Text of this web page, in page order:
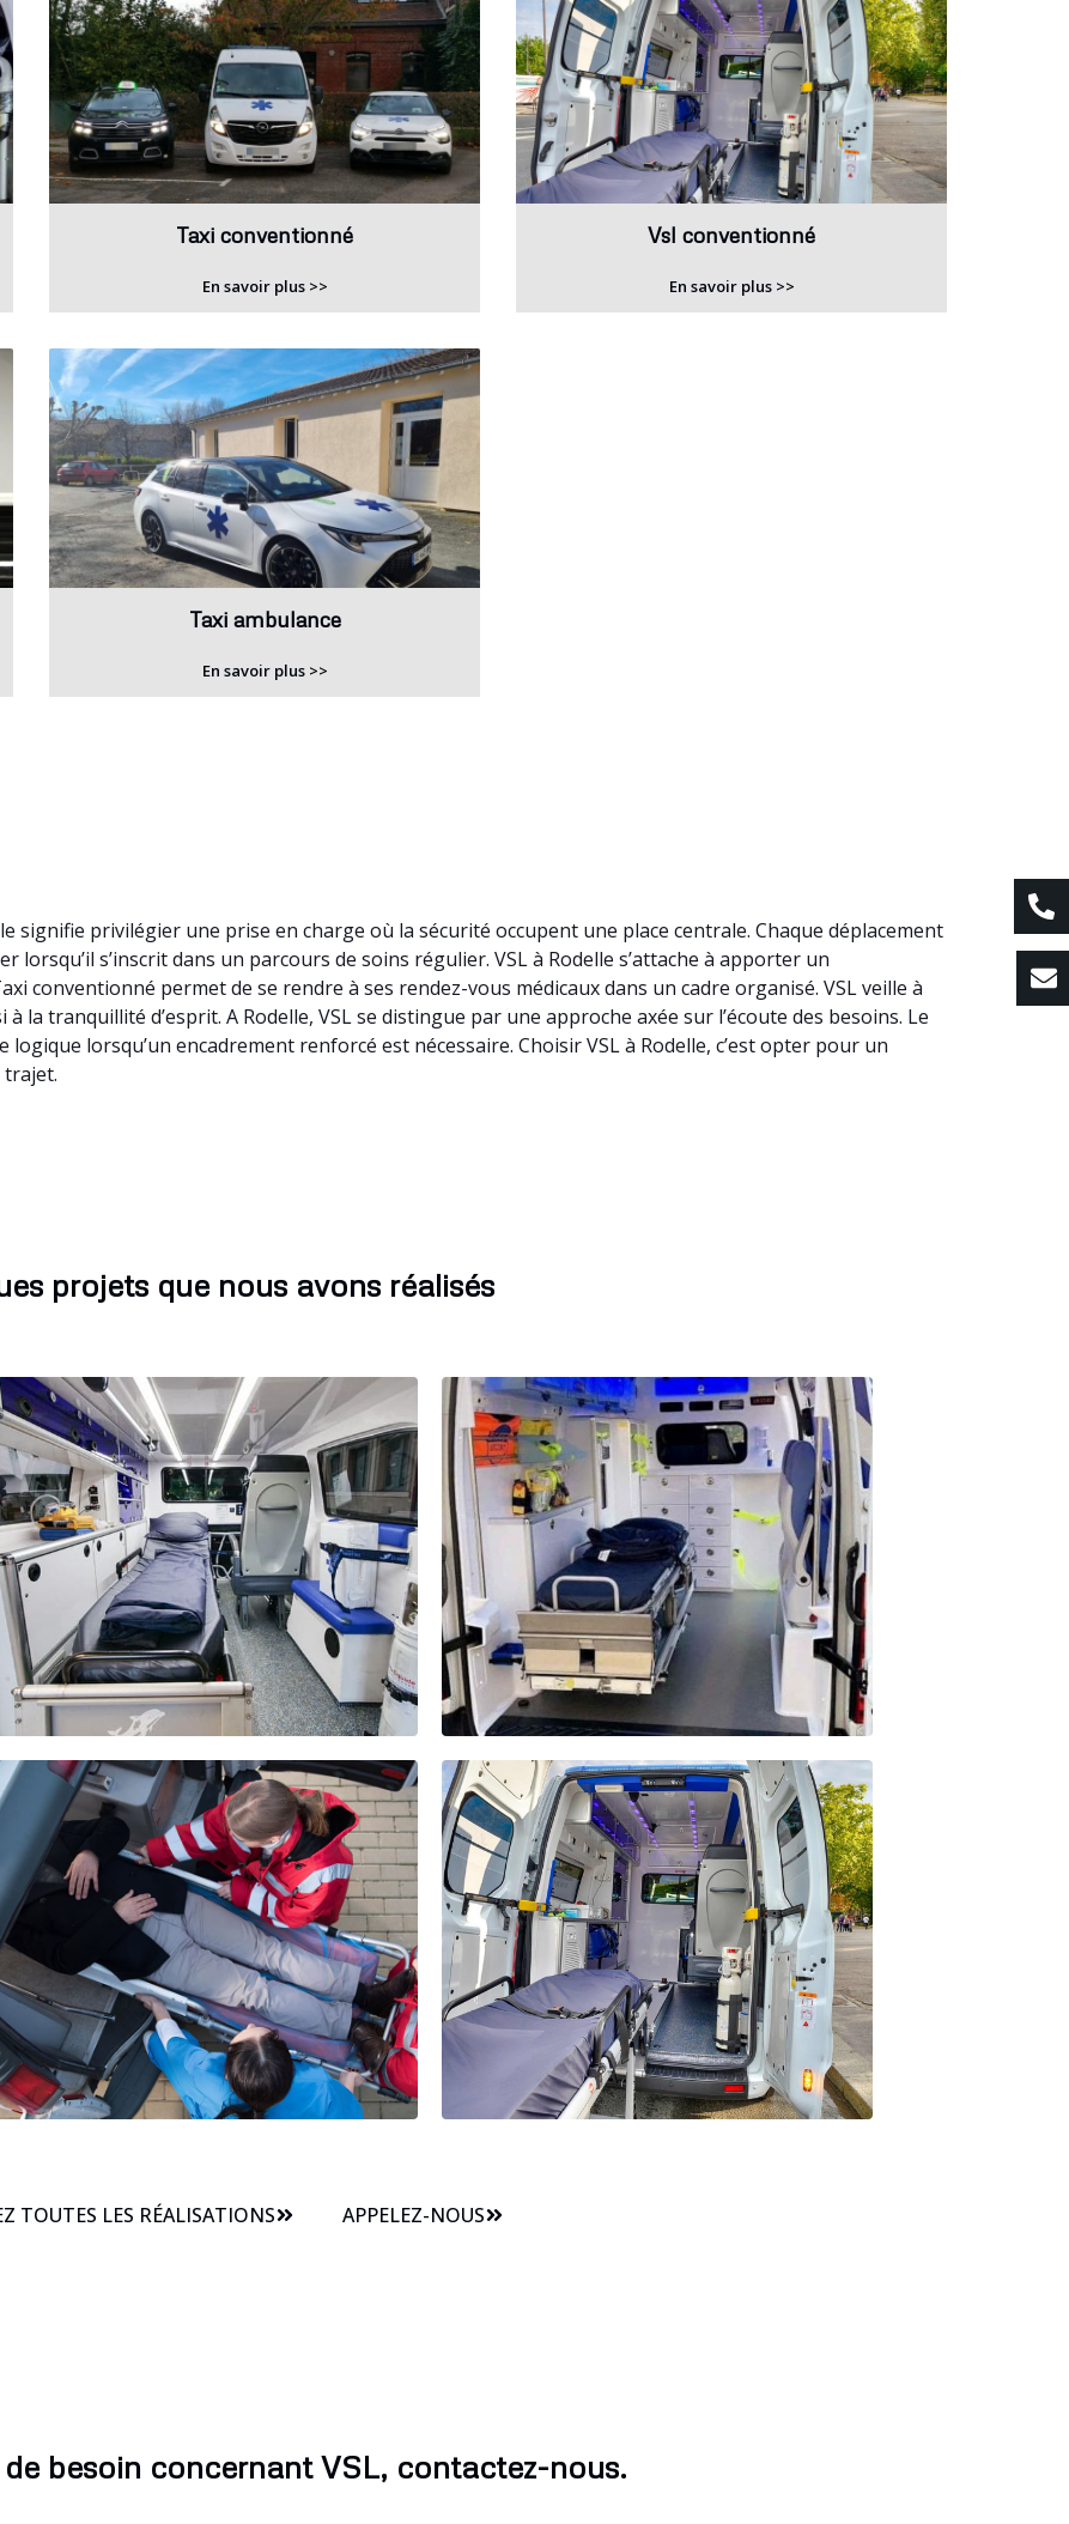
Taxi conventionné
En savoir plus >>
Vsl conventionné
En savoir plus >>
Taxi ambulance
En savoir plus >>
signifie privilégier une prise en charge où la sécurité occupent une place centrale. Chaque déplacement
lorsqu’il s’inscrit dans un parcours de soins régulier. VSL à Rodelle s’attache à apporter un
conventionné permet de se rendre à ses rendez-vous médicaux dans un cadre organisé. VSL veille à
tranquillité d’esprit. A Rodelle, VSL se distingue par une approche axée sur l’écoute des besoins. Le
lorsqu’un encadrement renforcé est nécessaire. Choisir VSL à Rodelle, c’est opter pour un
projets que nous avons réalisés
TOUTES LES RÉALISATIONS APPELEZ-NOUS
de besoin concernant VSL, contactez-nous.